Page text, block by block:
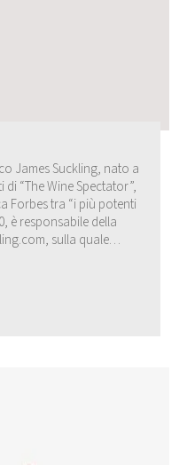
James Suckling, nato a
“The Wine Spectator”,
Forbes tra “i più potenti
è responsabile della
sulla quale
vini.